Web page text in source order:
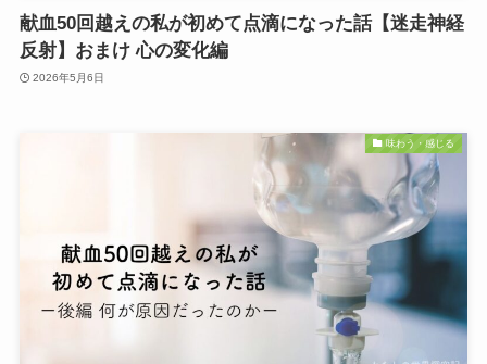
献血50回越えの私が初めて点滴になった話【迷走神経
反射】おまけ 心の変化編
2026年5月6日
味わう・感じる